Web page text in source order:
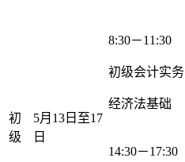
初
级
5月13日至17
日
8:30－11:30
初级会计实务
经济法基础
14:30－17:30